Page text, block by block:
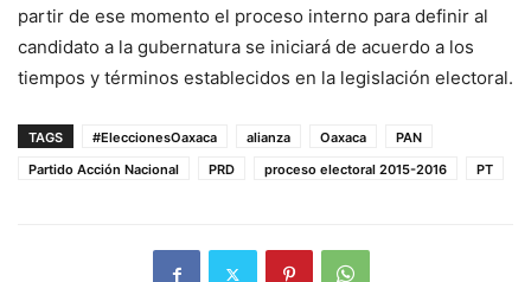
partir de ese momento el proceso interno para definir al
candidato a la gubernatura se iniciará de acuerdo a los
tiempos y términos establecidos en la legislación electoral.
TAGS #EleccionesOaxaca alianza Oaxaca
PAN
Partido Acción Nacional
PRD proceso electoral 2015-2016 PT